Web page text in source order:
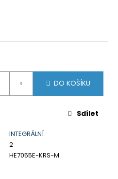
DO KOŠÍKU
INTEGRÁLNÍ
2
HE7055E-KRS-M
Sdílet